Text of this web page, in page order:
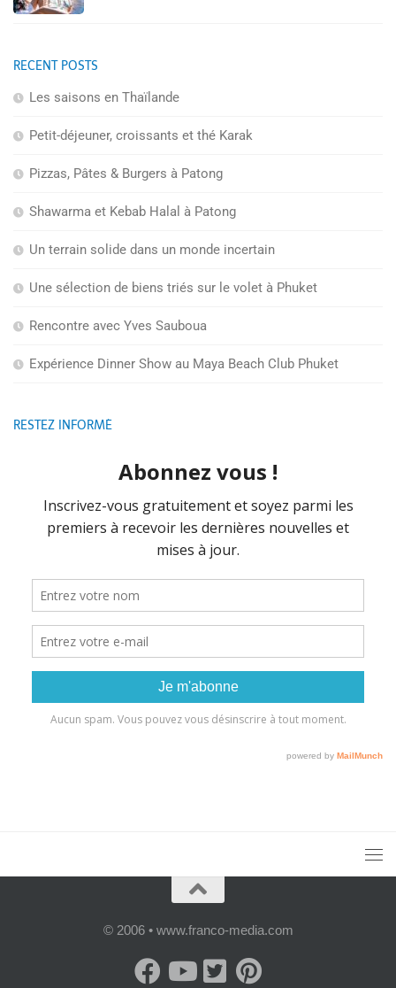
RECENT POSTS
Les saisons en Thaïlande
Petit-déjeuner, croissants et thé Karak
Pizzas, Pâtes & Burgers à Patong
Shawarma et Kebab Halal à Patong
Un terrain solide dans un monde incertain
Une sélection de biens triés sur le volet à Phuket
Rencontre avec Yves Sauboua
Expérience Dinner Show au Maya Beach Club Phuket
RESTEZ INFORMÉ
© 2006 • www.franco-media.com